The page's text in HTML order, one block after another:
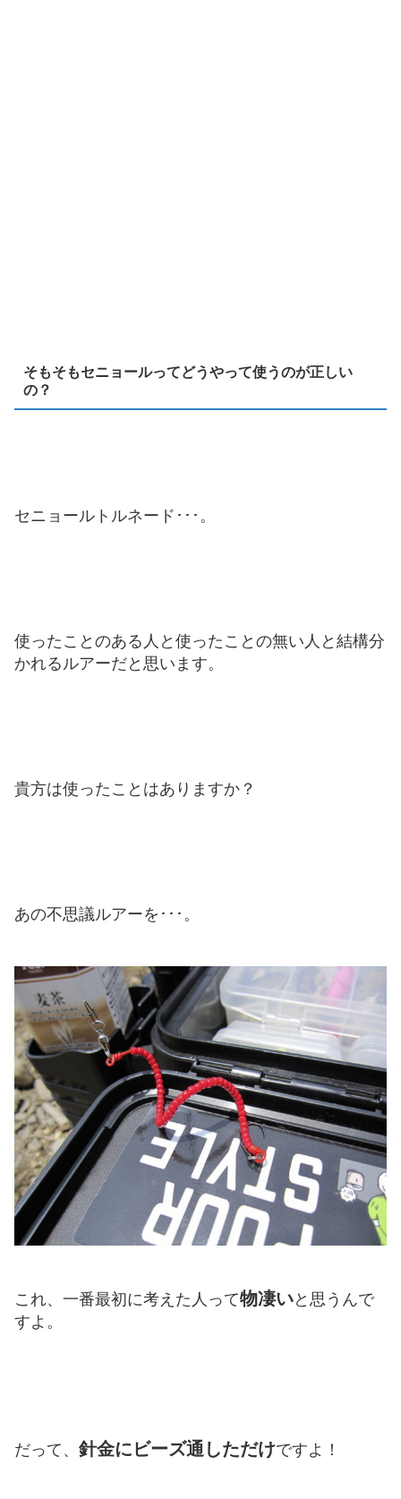
そもそもセニョールってどうやって使うのが正しい
の？
セニョールトルネード･･･。
使ったことのある人と使ったことの無い人と結構分
かれるルアーだと思います。
貴方は使ったことはありますか？
あの不思議ルアーを･･･。
これ、一番最初に考えた人って物凄いと思うんで
すよ。
だって、 針金にビーズ通しただけですよ！